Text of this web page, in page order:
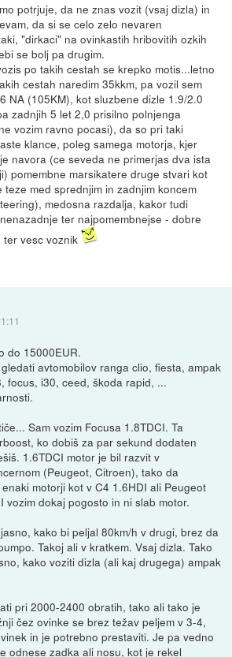
potrjuje, da ne znas vozit (vsaj dizla) in
da si se celo zelo nevaren
"dirkaci" na ovinkastih hribovitih ozkih
se bolj pa drugim.
po takih cestah se krepko motis...letno
cestah naredim 35kkm, pa vozil sem
NA (105KM), kot sluzbene dizle 1.9/2.0
zadnjih 5 let 2,0 prisilno polnjenga
vozim ravno pocasi), da so pri taki
klance, poleg samega motorja, kjer
navora (ce seveda ne primerjas dva ista
pomembne marsikatere druge stvari kot
med sprednjim in zadnjim koncem
medosna razdalja, kakor tudi
ter najpomembnejse - dobre
ter vesc voznik
do 15000EUR.
avtomobilov ranga clio, fiesta, ampak
focus, i30, ceed, škoda rapid, ...
Sam vozim Focusa 1.8TDCI. Ta
ko dobiš za par sekund dodaten
1.6TDCI motor je bil razvit v
(Peugeot, Citroen), tako da
motorji kot v C4 1.6HDI ali Peugeot
vozim dokaj pogosto in ni slab motor.
kako bi peljal 80km/h v drugi, brez da
Takoj ali v kratkem. Vsaj dizla. Tako
kako voziti dizla (ali kaj drugega) ampak
pri 2000-2400 obratih, tako ali tako je
čez ovinke se brez težav peljem v 3-4,
in je potrebno prestaviti. Je pa vedno
odnese zadka ali nosu, kot je rekel